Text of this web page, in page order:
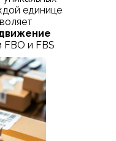
единице
и FBS